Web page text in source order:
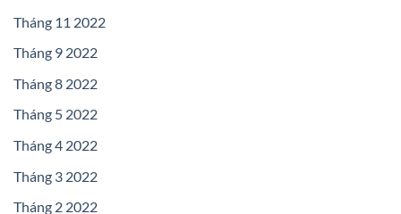
Tháng 11 2022
Tháng 9 2022
Tháng 8 2022
Tháng 5 2022
Tháng 4 2022
Tháng 3 2022
Tháng 2 2022